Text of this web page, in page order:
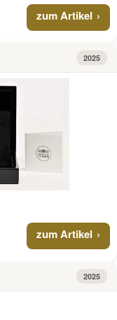
zum Artikel
2025
zum Artikel
2025